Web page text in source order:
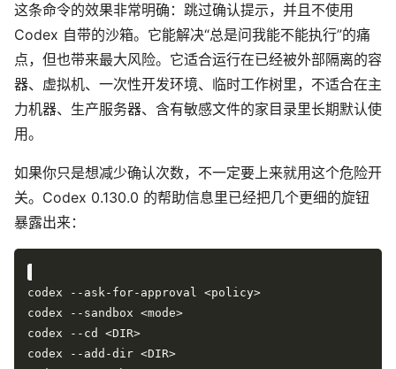
这条命令的效果非常明确：跳过确认提示，并且不使用
Codex 自带的沙箱。它能解决“总是问我能不能执行”的痛
点，但也带来最大风险。它适合运行在已经被外部隔离的容
器、虚拟机、一次性开发环境、临时工作树里，不适合在主
力机器、生产服务器、含有敏感文件的家目录里长期默认使
用。
如果你只是想减少确认次数，不一定要上来就用这个危险开
关。Codex 0.130.0 的帮助信息里已经把几个更细的旋钮
暴露出来：